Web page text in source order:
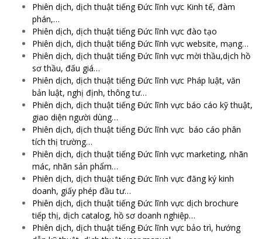
Phiên dịch, dịch thuật tiếng Đức lĩnh vực Kinh tế, đàm
phán,…
Phiên dịch, dịch thuật tiếng Đức lĩnh vực đào tạo
Phiên dịch, dịch thuật tiếng Đức lĩnh vực website, mạng…
Phiên dịch, dịch thuật tiếng Đức lĩnh vực mời thầu,dịch hồ
sơ thầu, đấu giá…
Phiên dịch, dịch thuật tiếng Đức lĩnh vực Pháp luật, văn
bản luật, nghị định, thông tư…
Phiên dịch, dịch thuật tiếng Đức lĩnh vực báo cáo kỹ thuật,
giao diện người dùng…
Phiên dịch, dịch thuật tiếng Đức lĩnh vực báo cáo phân
tích thị trường…
Phiên dịch, dịch thuật tiếng Đức lĩnh vực marketing, nhãn
mác, nhãn sản phẩm…
Phiên dịch, dịch thuật tiếng Đức lĩnh vực đăng ký kinh
doanh, giấy phép đầu tư…
Phiên dịch, dịch thuật tiếng Đức lĩnh vực dịch brochure
tiếp thị, dịch catalog, hồ sơ doanh nghiệp…
Phiên dịch, dịch thuật tiếng Đức lĩnh vực bảo trì, hướng